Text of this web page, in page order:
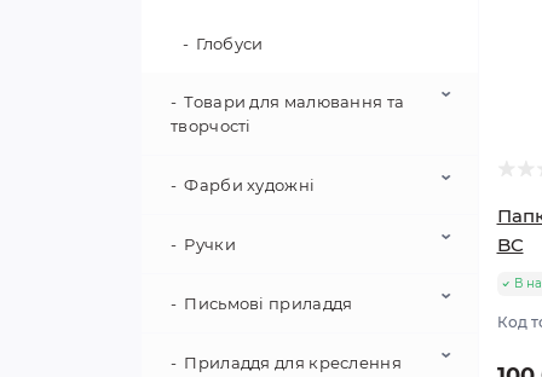
Глобуси
Товари для малювання та
творчості
Альбоми для малювання
Кольорові олівці
Картон та папір
Фломастери
Фарби художні
Фарби гуашеві
Акварельні фарби
Акрилові фарби
Ручки
Ручки кулькові
Ручки гелеві
Письмові приладдя
Олівці графітні
Приладдя для креслення
BC
В
Код